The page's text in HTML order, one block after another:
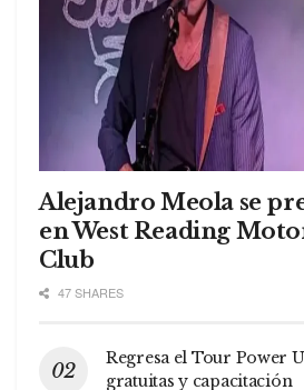
Alejandro Meola se
en West Reading
Club
47 SHARES
Regresa el Tour Power
gratuitas y capacitación